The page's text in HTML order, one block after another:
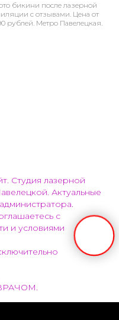
бикини после лазерной
с отзывами. Цена от
рублей. Метро Павелецкая.
Студия лазерной
Актуальные
с
и условиями